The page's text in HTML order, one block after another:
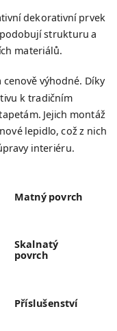
dekorativní prvek
strukturu a
materiálů.
cenově výhodné. Díky
k tradičním
Jejich montáž
lepidlo, což z nich
interiéru.
Matný povrch
Skalnatý
povrch
Příslušenství